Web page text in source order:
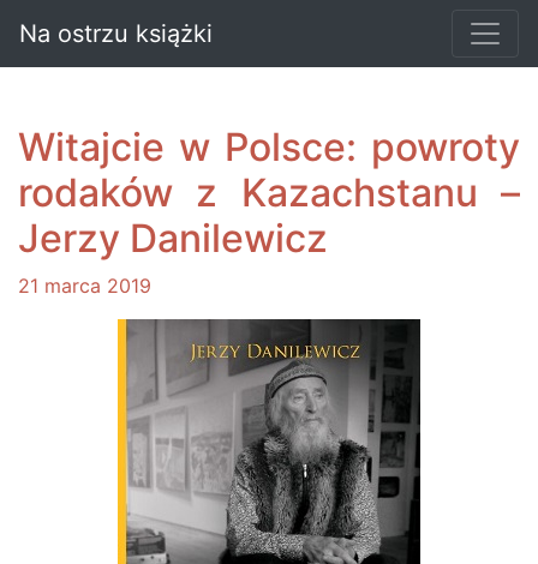
Na ostrzu książki
Witajcie w Polsce: powroty
rodaków z Kazachstanu –
Jerzy Danilewicz
21 marca 2019